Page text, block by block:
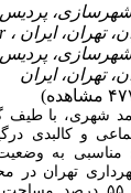
پردیس
تهران، ایران ،
پردیس
تهران، ایران
شهری، با طیف
و کالبدی
به وضعیت
تهران در